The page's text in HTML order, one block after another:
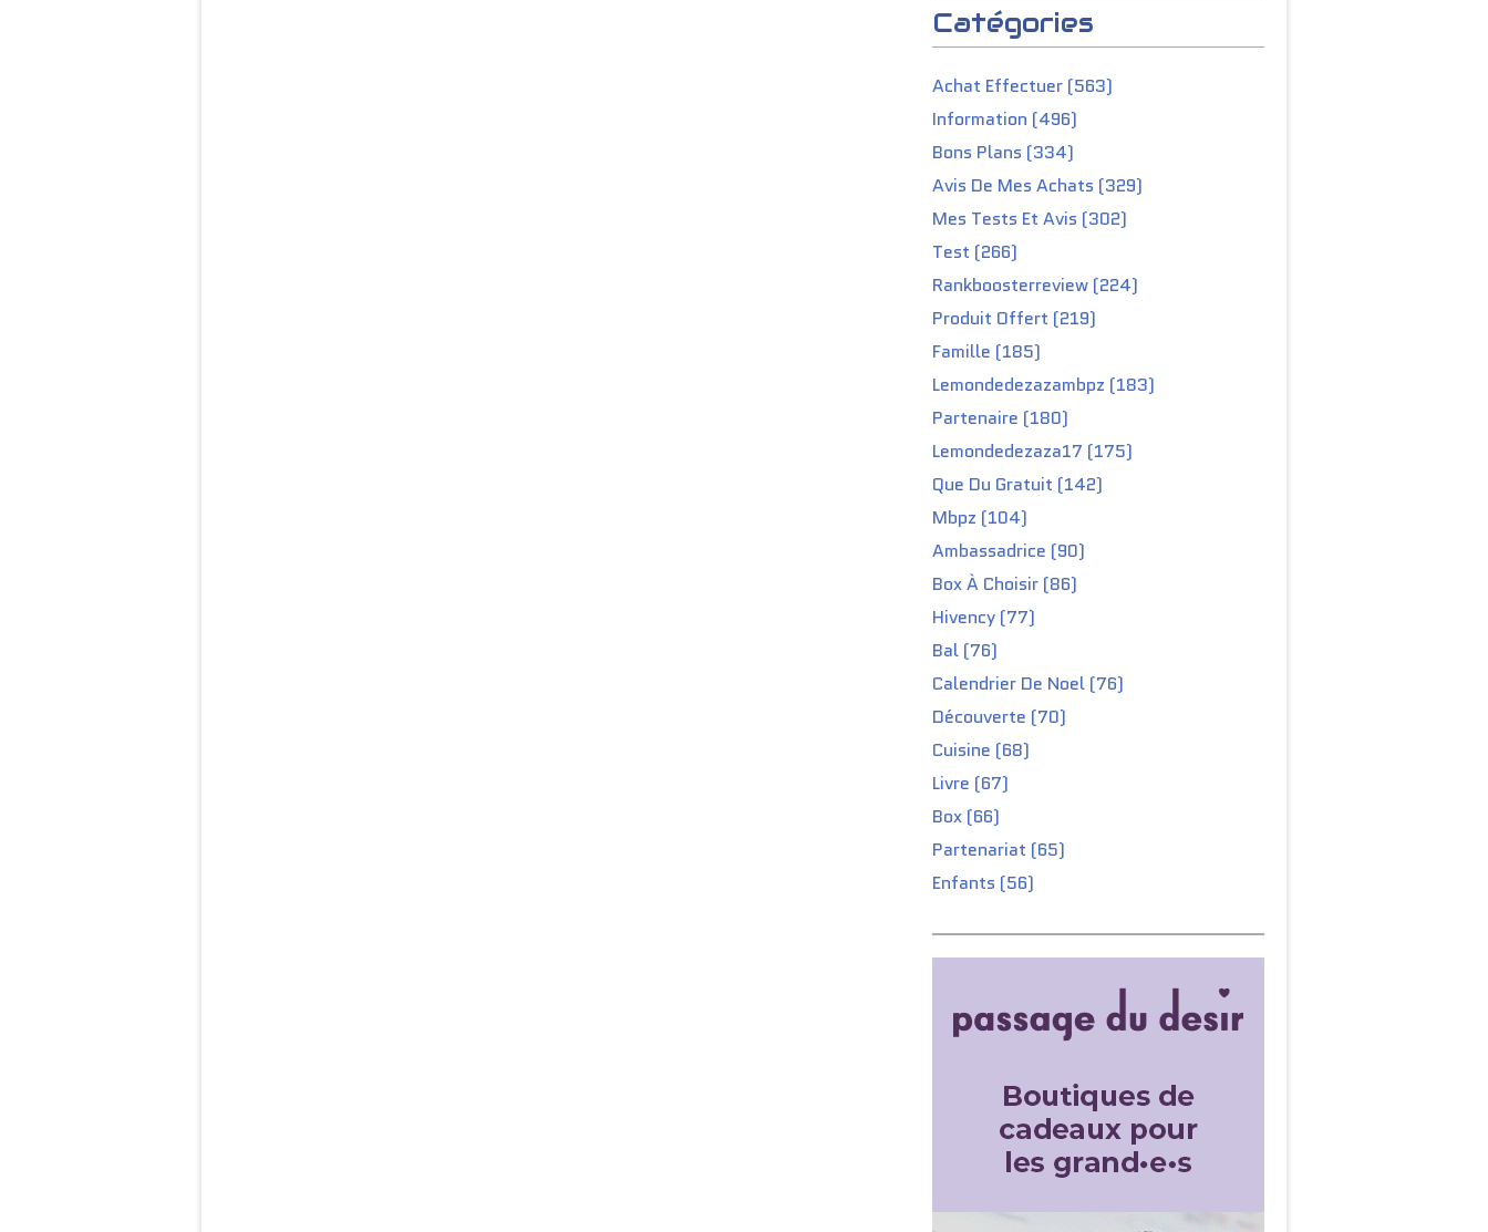
Catégories
Achat Effectuer (563)
Information (496)
Bons Plans (334)
Avis De Mes Achats (329)
Mes Tests Et Avis (302)
Test (266)
Rankboosterreview (224)
Produit Offert (219)
Famille (185)
Lemondedezazambpz (183)
Partenaire (180)
Lemondedezaza17 (175)
Que Du Gratuit (142)
Mbpz (104)
Ambassadrice (90)
Box À Choisir (86)
Hivency (77)
Bal (76)
Calendrier De Noel (76)
Découverte (70)
Cuisine (68)
Livre (67)
Box (66)
Partenariat (65)
Enfants (56)